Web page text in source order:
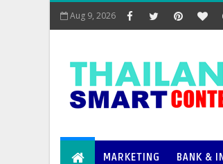
Aug 9, 2026
MARKETING BANK &